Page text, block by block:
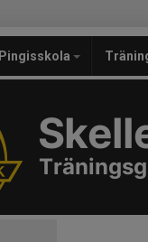
Pingisskola